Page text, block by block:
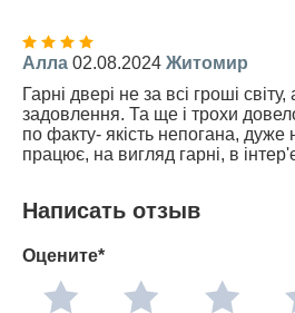
Алла 02.08.2024 Житомир
Гарні двері не за всі гроші
задовлення. Та ще і трохи
по факту- якість непогана, дуже
працює, на вигляд гарні, в
Написать отзыв
Оцените*